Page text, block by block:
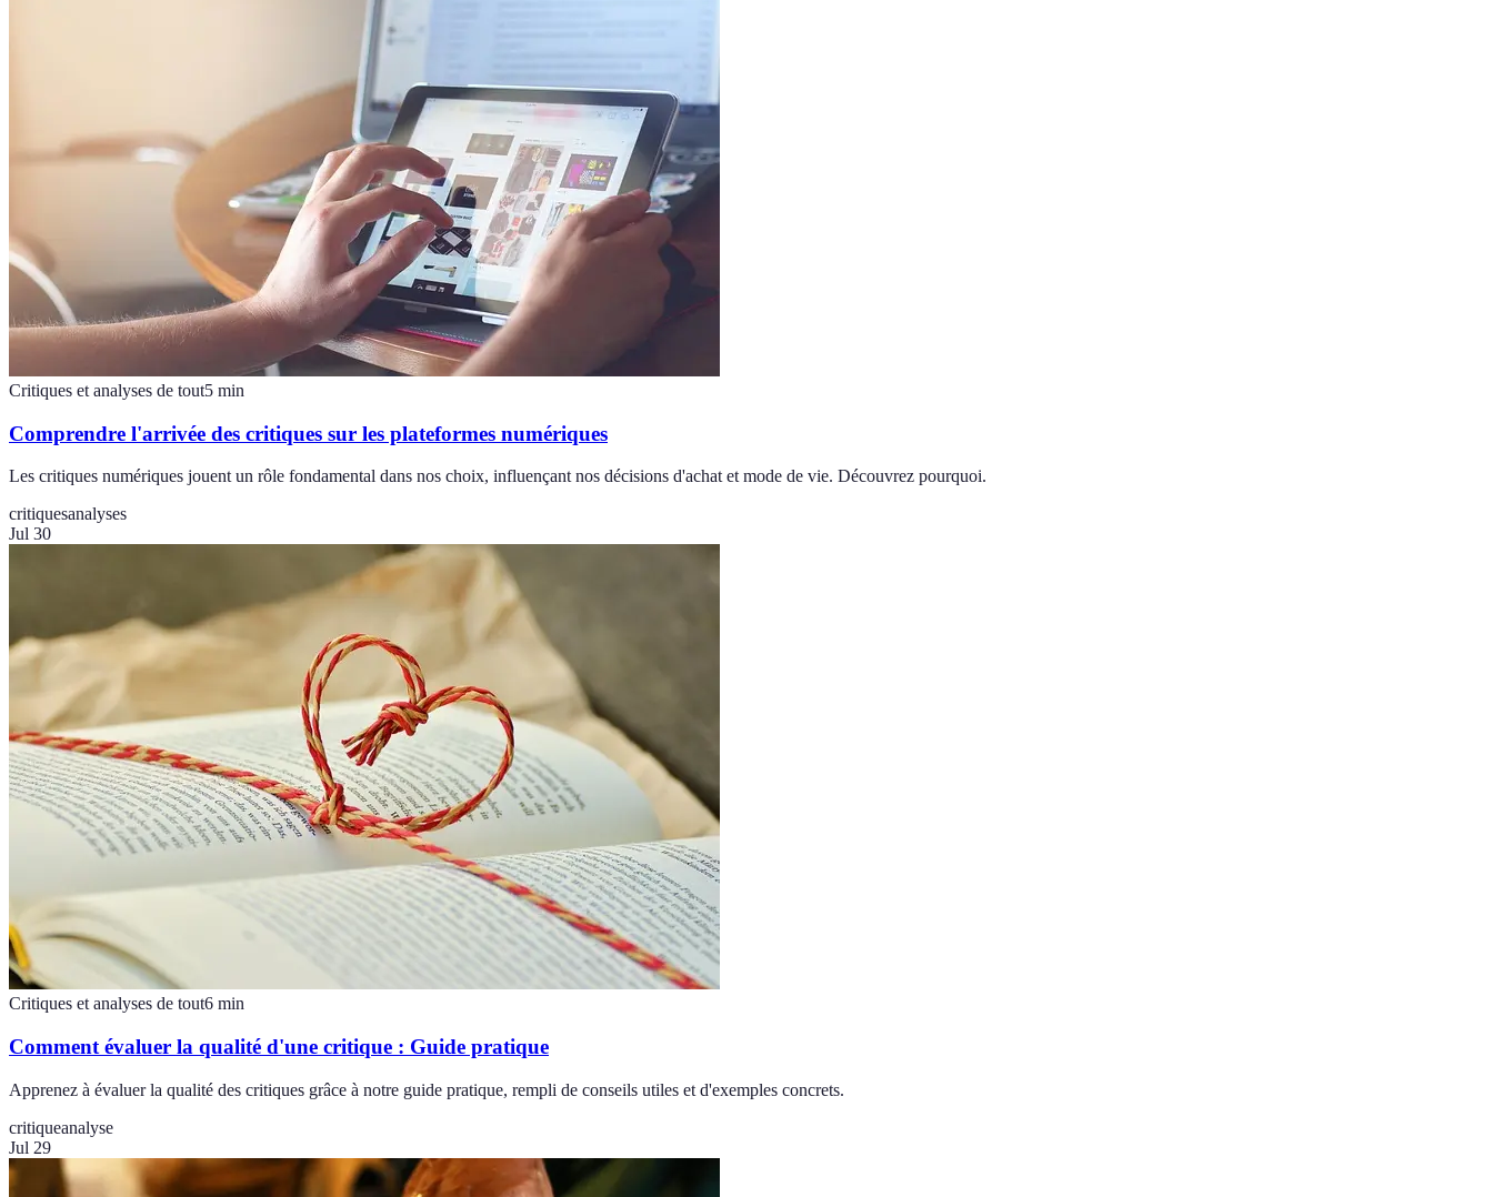
Critiques et analyses de tout5 min
Comprendre l'arrivée des critiques sur les plateformes numériques
Les critiques numériques jouent un rôle fondamental dans nos choix, influençant nos décisions d'achat et mode de vie. Découvrez pourquoi.
critiquesanalyses
Jul 30
Critiques et analyses de tout6 min
Comment évaluer la qualité d'une critique : Guide pratique
Apprenez à évaluer la qualité des critiques grâce à notre guide pratique, rempli de conseils utiles et d'exemples concrets.
critiqueanalyse
Jul 29